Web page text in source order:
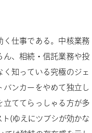
く仕事である。中核業務
ん、相続・信託業務や投
知っている究極のジェ
バンカーをやめて独立し
立ててらっしゃる方が多
(ゆえにツブシが効かな